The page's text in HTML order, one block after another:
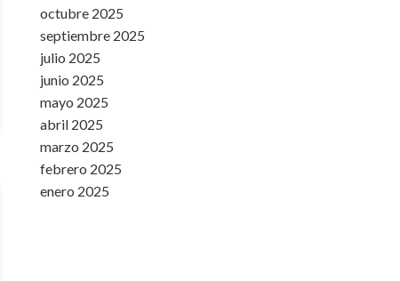
octubre 2025
septiembre 2025
julio 2025
junio 2025
mayo 2025
abril 2025
marzo 2025
febrero 2025
enero 2025